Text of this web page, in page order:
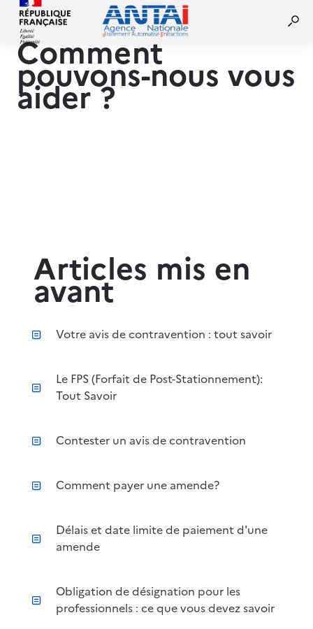
Comment
pouvons-nous vous
aider ?
Articles mis en
avant
Votre avis de contravention : tout savoir
Le FPS (Forfait de Post-Stationnement):
Tout Savoir
Contester un avis de contravention
Comment payer une amende?
Délais et date limite de paiement d'une
amende
Obligation de désignation pour les
professionnels : ce que vous devez savoir